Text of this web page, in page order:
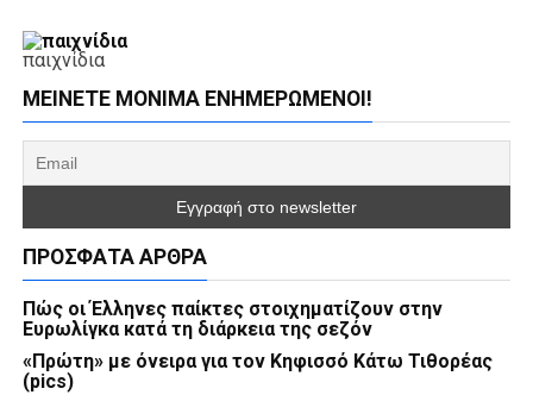
παιχνίδια
ΜΕΊΝΕΤΕ ΜΌΝΙΜΑ ΕΝΗΜΕΡΏΜΕΝΟΙ!
ΠΡΌΣΦΑΤΑ ΆΡΘΡΑ
Πώς οι Έλληνες παίκτες στοιχηματίζουν στην
Ευρωλίγκα κατά τη διάρκεια της σεζόν
«Πρώτη» με όνειρα για τον Κηφισσό Κάτω Τιθορέας
(pics)